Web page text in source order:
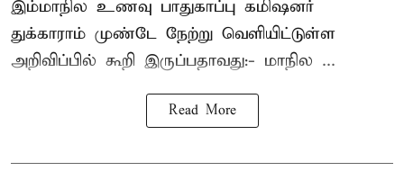
இம்மாநில உணவு பாதுகாப்பு கமிஷனர்
துக்காராம் முண்டே நேற்று வெளியிட்டுள்ள
அறிவிப்பில் கூறி இருப்பதாவது:- மாநில ...
Read More